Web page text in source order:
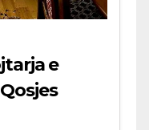
e